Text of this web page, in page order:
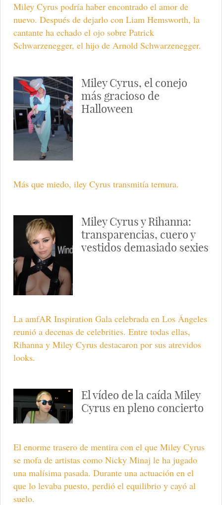
Miley Cyrus podría haber encontrado el amor de
nuevo. Después de dejarlo con Liam Hemsworth, la
cantante ha echado el ojo sobre Patrick
Schwarzenegger, el hijo de Arnold Schwarzenegger.
Miley Cyrus, el conejo
más gracioso de
Halloween
Más que miedo, iley Cyrus transmitía ternura.
Miley Cyrus y Rihanna:
transparencias, cuero y
vestidos demasiado sexies
La amfAR Inspiration Gala celebrada en Los Ángeles
reunió a decenas de celebrities. Entre todas ellas,
Rihanna y Miley Cyrus destacaron por sus atrevidos
looks.
El vídeo de la caída Miley
Cyrus en pleno concierto
El enorme trasero de mentira con el que Miley Cyrus
se mofa de artistas como Nicky Minaj le ha jugado
una malísima pasada. Durante una actuación en el
que lo levaba puesto, perdió el equilibrio y cayó al
suelo.